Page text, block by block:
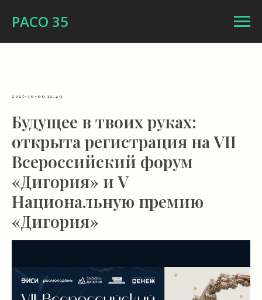
РАСО 35
2025-10-09 12:49
Будущее в твоих руках:
открыта регистрация на VII
Всероссийский форум
«Дигория» и V
Национальную премию
«Дигория»